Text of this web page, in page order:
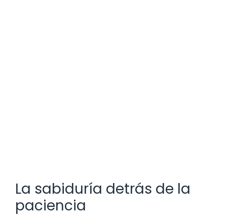
La sabiduría detrás de la
paciencia